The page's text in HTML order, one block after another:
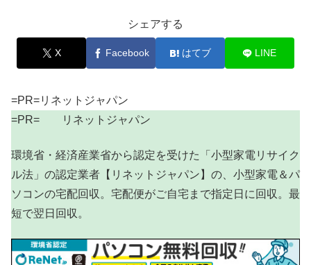
シェアする
X Facebook はてブ LINE
=PR=リネットジャパン
=PR= リネットジャパン
環境省・経済産業省から認定を受けた「小型家電リサイク
ル法」の認定業者【リネットジャパン】の、小型家電＆パ
ソコンの宅配回収。宅配便がご自宅まで指定日に回収。最
短で翌日回収。